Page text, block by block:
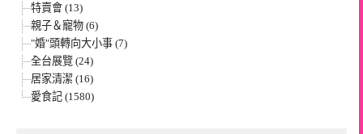
特賣會 (13)
親子＆寵物 (6)
"婚"頭轉向大小事 (7)
全台展覽 (24)
居家清潔 (16)
愛食記 (1580)